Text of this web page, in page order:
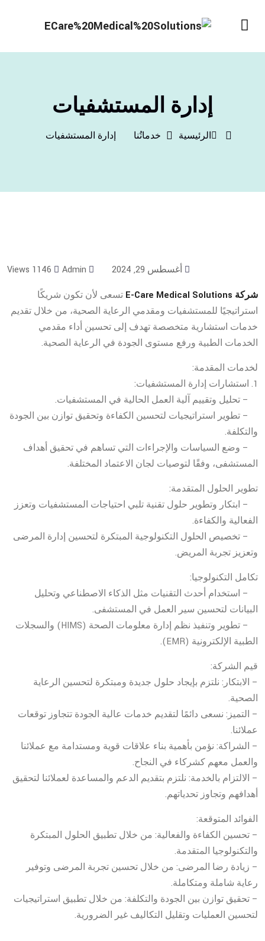
إدارة المستشفيات
الرئيسية خدماتُنا إدارة المستشفيات
أغسطس 29, 2024
شركة E-Care Medical Solutions
تسعى لأن تكون شريكًا
استراتيجيًا للمستشفيات ومقدمي الرعاية الصحية، من خلال تقديم
خدمات استشارية متخصصة تهدف إلى تحسين أداء مقدمي
الخدمات الطبية ورفع مستوى الجودة في الرعاية الصحية.
لخدمات المقدمة:
1. استشارات إدارة المستشفيات:
– تحليل وتقييم آلية العمل الحالية في المستشفيات.
– تطوير استراتيجيات لتحسين الكفاءة وتحقيق توازن بين الجودة
والتكلفة.
– وضع السياسات والإجراءات التي تساهم في تحقيق أهداف
المستشفى، وفقًا لتوصيات لجان الاعتماد المختلفة.
تطوير الحلول المتقدمة:
– ابتكار وتطوير حلول تقنية تلبي احتياجات المستشفيات وتعزز
الفعالية والكفاءة.
– تخصيص الحلول التكنولوجية المبتكرة لتحسين إدارة المرضى
وتعزيز تجربة المريض.
تكامل التكنولوجيا:
– استخدام أحدث التقنيات مثل الذكاء الاصطناعي وتحليل
البيانات لتحسين سير العمل في المستشفى.
– تطوير وتنفيذ نظم إدارة معلومات الصحة (HIMS) والسجلات
الطبية الإلكترونية (EMR).
قيم الشركة:
– الابتكار: نلتزم بإيجاد حلول جديدة ومبتكرة لتحسين الرعاية
الصحية.
– التميز: نسعى دائمًا لتقديم خدمات عالية الجودة تتجاوز توقعات
عملائنا.
– الشراكة: نؤمن بأهمية بناء علاقات قوية ومستدامة مع عملائنا
والعمل معهم كشركاء في النجاح.
– الالتزام بالخدمة: نلتزم بتقديم الدعم والمساعدة لعملائنا لتحقيق
أهدافهم وتجاوز تحدياتهم.
الفوائد المتوقعة:
– تحسين الكفاءة والفعالية: من خلال تطبيق الحلول المبتكرة
والتكنولوجيا المتقدمة.
– زيادة رضا المرضى: من خلال تحسين تجربة المرضى وتوفير
رعاية شاملة ومتكاملة.
– تحقيق توازن بين الجودة والتكلفة: من خلال تطبيق استراتيجيات
لتحسين العمليات وتقليل التكاليف غير الضرورية.